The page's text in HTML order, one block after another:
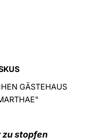
中文
LATINE
GÄSTEHAUS
zu stopfen